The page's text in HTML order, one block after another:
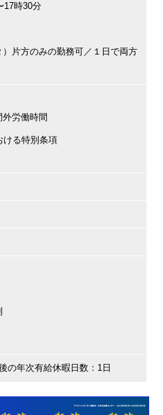
17時30分
）片方のみの勤務可／１日で両方
外労働時間
ける特別条項
の年次有給休暇日数：1日